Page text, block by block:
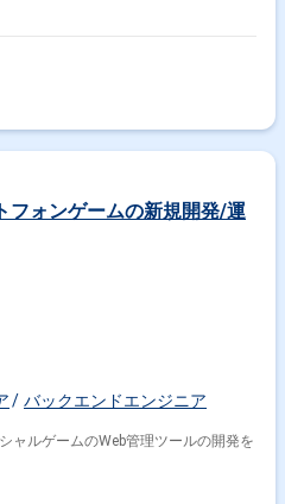
ォンゲームの新規開発/運
バックエンドエンジニア
ャルゲームのWeb管理ツールの開発を